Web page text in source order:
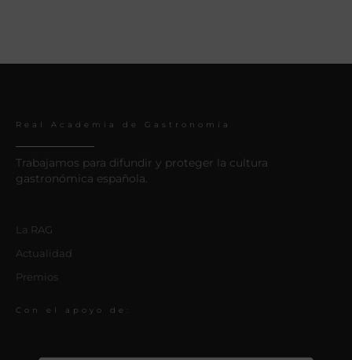
Real Academia de Gastronomía
Trabajamos para difundir y proteger la cultura
gastronómica española.
La RAG
Actualidad
Premios
Con el apoyo de: